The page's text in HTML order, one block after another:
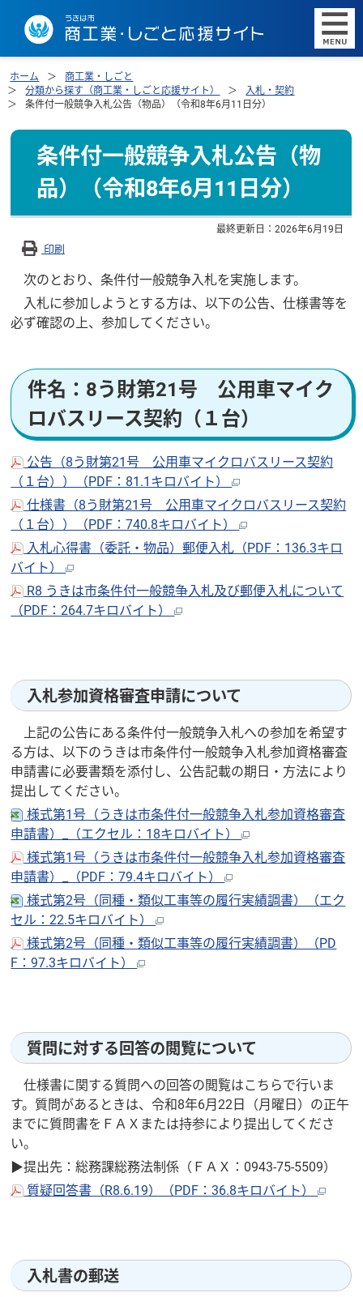
ホーム
商工業・しごと
分類から探す（商工業・しごと応援サイト）
入札・契約
条件付一般競争入札公告（物品）（令和8年6月11日分）
条件付一般競争入札公告（物
品）（令和8年6月11日分）
最終更新日：2026年6月19日
印刷
次のとおり、条件付一般競争入札を実施します。
入札に参加しようとする方は、以下の公告、仕様書等を
必ず確認の上、参加してください。
件名：8う財第21号 公用車マイク
ロバスリース契約（１台）
公告（8う財第21号 公用車マイクロバスリース契約
（１台））（PDF：81.1キロバイト）
仕様書（8う財第21号 公用車マイクロバスリース契約
（１台））（PDF：740.8キロバイト）
入札心得書（委託・物品）郵便入札（PDF：136.3キロ
バイト）
R8 うきは市条件付一般競争入札及び郵便入札について
（PDF：264.7キロバイト）
入札参加資格審査申請について
上記の公告にある条件付一般競争入札への参加を希望す
る方は、以下のうきは市条件付一般競争入札参加資格審査
申請書に必要書類を添付し、公告記載の期日・方法により
提出してください。
様式第1号（うきは市条件付一般競争入札参加資格審査
申請書）_（エクセル：18キロバイト）
様式第1号（うきは市条件付一般競争入札参加資格審査
申請書）_（PDF：79.4キロバイト）
様式第2号（同種・類似工事等の履行実績調書）（エク
セル：22.5キロバイト）
様式第2号（同種・類似工事等の履行実績調書）（PD
F：97.3キロバイト）
質問に対する回答の閲覧について
仕様書に関する質問への回答の閲覧はこちらで行いま
す。質問があるときは、令和8年6月22日（月曜日）の正午
までに質問書をＦＡＸまたは持参により提出してくださ
い。
▶提出先：総務課総務法制係（ＦＡＸ：0943-75-5509）
質疑回答書（R8.6.19）（PDF：36.8キロバイト）
入札書の郵送